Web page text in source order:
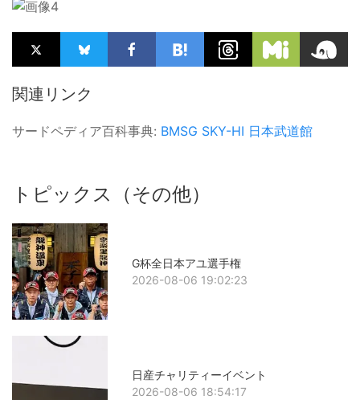
関連リンク
サードペディア百科事典: BMSG SKY-HI 日本武道館
トピックス（その他）
G杯全日本アユ選手権
2026-08-06 19:02:23
日産チャリティーイベント
2026-08-06 18:54:17